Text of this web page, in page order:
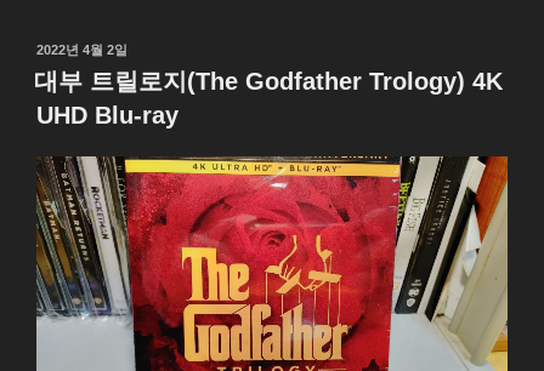
작
성
일
2022년 4월 2일
대부 트릴로지(The Godfather Trology) 4K
UHD Blu-ray